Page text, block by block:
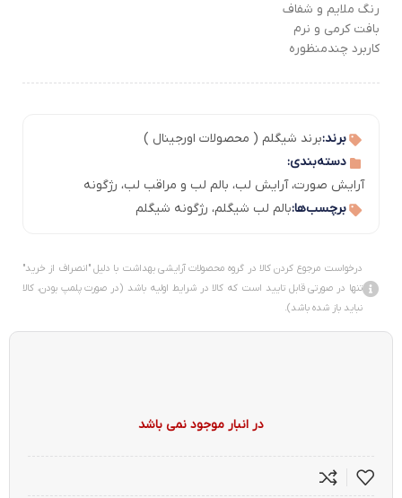
رنگ ملایم و شفاف
بافت کرمی و نرم
کاربرد چندمنظوره
برند:برند شیگلم ( محصولات اورجینال )
دسته‌بندی:
آرایش صورت،آرایش لب، بالم لب و مراقب لب، رژگونه
برچسب‌ها:بالم لب شیگلم، رژگونه شیگلم
درخواست مرجوع کردن کالا در گروه محصولات آرایشی بهداشت با دلیل "انصراف از خرید"
تنها در صورتی قابل تایید است که کالا در شرایط اولیه باشد (در صورت پلمپ بودن، کالا
نباید باز شده باشد).
در انبار موجود نمی باشد